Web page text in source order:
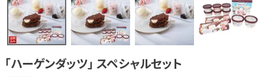
「ハーゲンダッツ」 スペシャルセット